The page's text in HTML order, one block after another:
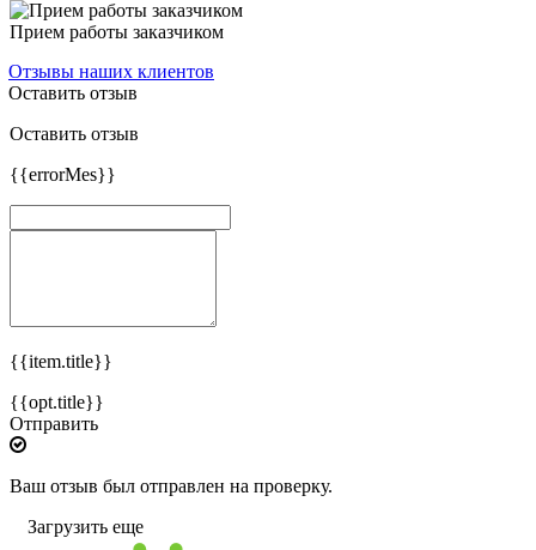
Прием работы заказчиком
Отзывы наших клиентов
Оставить отзыв
Оставить отзыв
{{errorMes}}
{{item.title}}
{{opt.title}}
Отправить
Ваш отзыв был отправлен на проверку.
Загрузить еще